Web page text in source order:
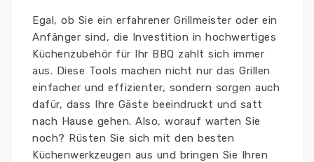
Egal, ob Sie ein erfahrener Grillmeister oder ein
Anfänger sind, die Investition in hochwertiges
Küchenzubehör für Ihr BBQ zahlt sich immer
aus. Diese Tools machen nicht nur das Grillen
einfacher und effizienter, sondern sorgen auch
dafür, dass Ihre Gäste beeindruckt und satt
nach Hause gehen. Also, worauf warten Sie
noch? Rüsten Sie sich mit den besten
Küchenwerkzeugen aus und bringen Sie Ihren